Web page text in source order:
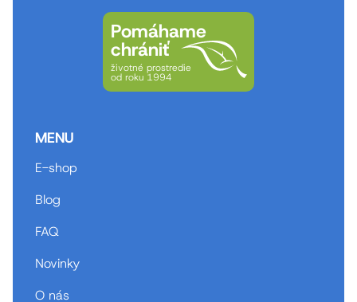
Pomáhame
chrániť
životné prostredie
od roku 1994
MENU
E-shop
Blog
FAQ
Novinky
O nás